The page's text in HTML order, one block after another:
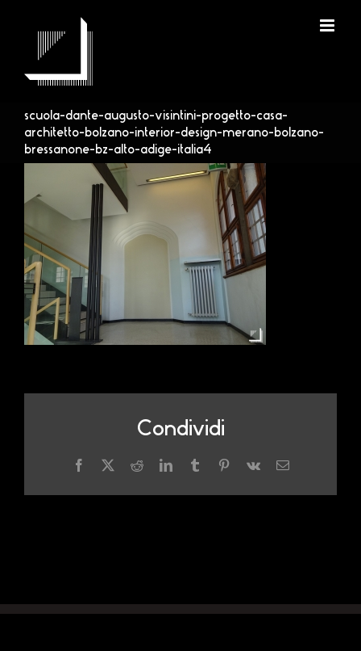
scuola-dante-augusto-visintini-progetto-casa-
architetto-bolzano-interior-design-merano-bolzano-
bressanone-bz-alto-adige-italia4
Condividi
Facebook
X RedditLinkedInTumblrPinterest
Vk Email